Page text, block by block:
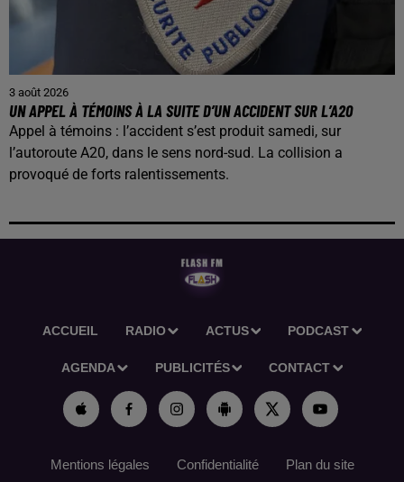
3 août 2026
UN APPEL À TÉMOINS À LA SUITE D’UN ACCIDENT SUR L’A20
Appel à témoins : l’accident s’est produit samedi, sur
l’autoroute A20, dans le sens nord-sud. La collision a
provoqué de forts ralentissements.
ACCUEIL RADIO ACTUS PODCAST
AGENDA PUBLICITÉS CONTACT
Mentions légales Confidentialité Plan du site